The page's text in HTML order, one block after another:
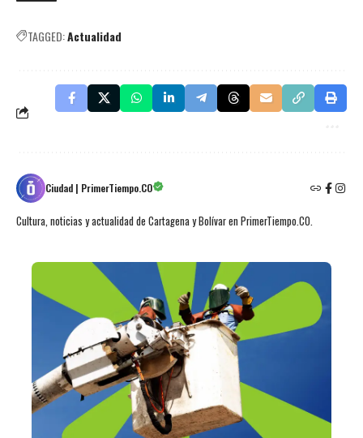
TAGGED:Actualidad
Ciudad | PrimerTiempo.CO
Cultura, noticias y actualidad de Cartagena y Bolívar en PrimerTiempo.CO.